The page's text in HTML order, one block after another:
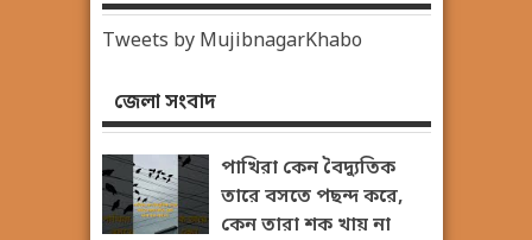
Tweets by MujibnagarKhabo
জেলা সংবাদ
পাখিরা কেন বৈদ্যুতিক
তারে বসতে পছন্দ করে,
কেন তারা শক খায় না